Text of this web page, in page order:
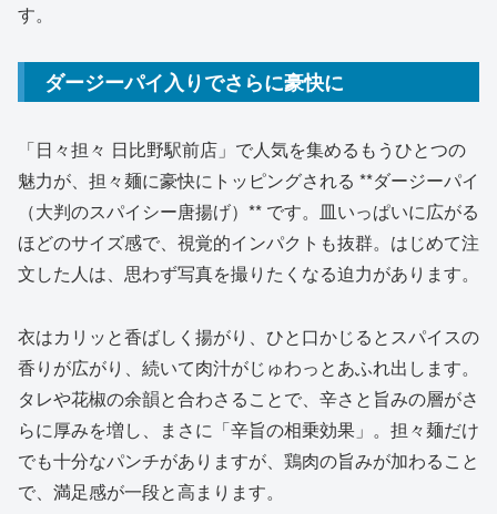
す。
ダージーパイ入りでさらに豪快に
「日々担々 日比野駅前店」で人気を集めるもうひとつの
魅力が、担々麺に豪快にトッピングされる **ダージーパイ
（大判のスパイシー唐揚げ）** です。皿いっぱいに広がる
ほどのサイズ感で、視覚的インパクトも抜群。はじめて注
文した人は、思わず写真を撮りたくなる迫力があります。
衣はカリッと香ばしく揚がり、ひと口かじるとスパイスの
香りが広がり、続いて肉汁がじゅわっとあふれ出します。
タレや花椒の余韻と合わさることで、辛さと旨みの層がさ
らに厚みを増し、まさに「辛旨の相乗効果」。担々麺だけ
でも十分なパンチがありますが、鶏肉の旨みが加わること
で、満足感が一段と高まります。